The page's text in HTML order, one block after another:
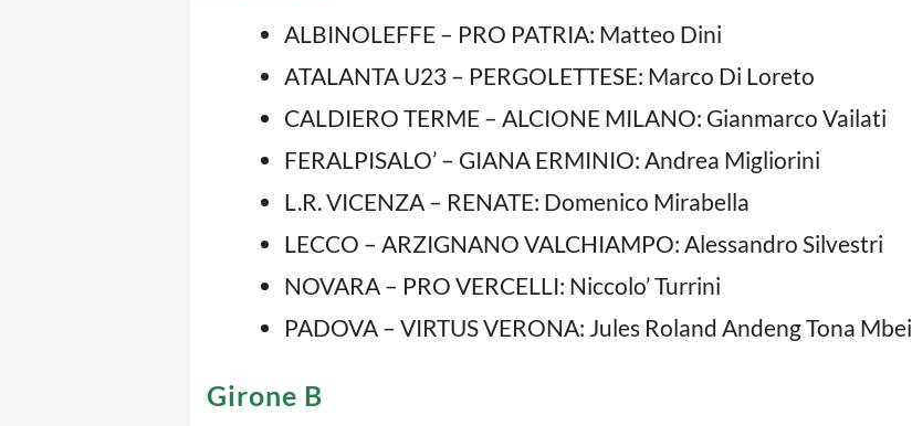
ALBINOLEFFE – PRO PATRIA: Matteo Dini
ATALANTA U23 – PERGOLETTESE: Marco Di Loreto
CALDIERO TERME – ALCIONE MILANO: Gianmarco Vailati
FERALPISALO’ – GIANA ERMINIO: Andrea Migliorini
L.R. VICENZA – RENATE: Domenico Mirabella
LECCO – ARZIGNANO VALCHIAMPO: Alessandro Silvestri
NOVARA – PRO VERCELLI: Niccolo’ Turrini
PADOVA – VIRTUS VERONA: Jules Roland Andeng Tona Mbei
Girone B